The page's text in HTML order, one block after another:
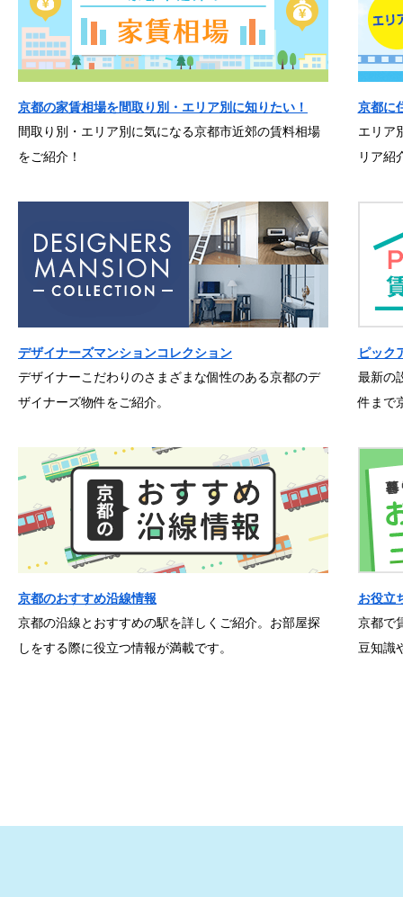
京都の家賃相場を間取り別・エリア別に知りたい！
間取り別・エリア別に気になる京都市近郊の賃料相場
をご紹介！
京都に
エリア
リア紹
デザイナーズマンションコレクション
デザイナーこだわりのさまざまな個性のある京都のデ
ザイナーズ物件をご紹介。
ピック
最新の
件まで
京都のおすすめ沿線情報
京都の沿線とおすすめの駅を詳しくご紹介。お部屋探
しをする際に役立つ情報が満載です。
お役立
京都で
豆知識